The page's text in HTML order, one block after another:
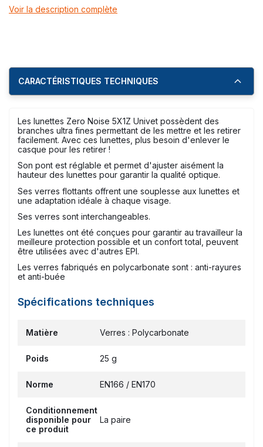
Voir la description complète
CARACTÉRISTIQUES TECHNIQUES
Les lunettes Zero Noise 5X1Z Univet possèdent des
branches ultra fines permettant de les mettre et les retirer
facilement. Avec ces lunettes, plus besoin d'enlever le
casque pour les retirer !
Son pont est réglable et permet d'ajuster aisément la
hauteur des lunettes pour garantir la qualité optique.
Ses verres flottants offrent une souplesse aux lunettes et
une adaptation idéale à chaque visage.
Ses verres sont interchangeables.
Les lunettes ont été conçues pour garantir au travailleur la
meilleure protection possible et un confort total, peuvent
être utilisées avec d'autres EPI.
Les verres fabriqués en polycarbonate sont : anti-rayures
et anti-buée
Spécifications techniques
Matière Verres : Polycarbonate
Poids 25 g
Norme EN166 / EN170
Conditionnement
disponible pour
ce produit
La paire